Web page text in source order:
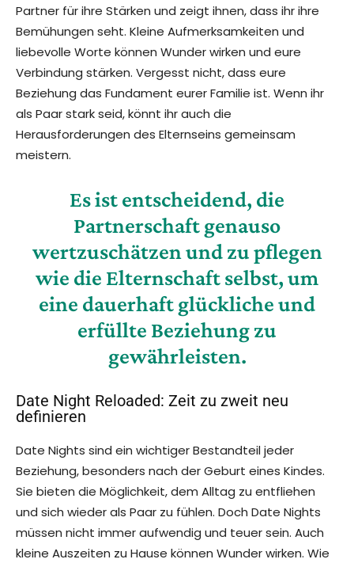
Partner für ihre Stärken und zeigt ihnen, dass ihr ihre
Bemühungen seht. Kleine Aufmerksamkeiten und
liebevolle Worte können Wunder wirken und eure
Verbindung stärken. Vergesst nicht, dass eure
Beziehung das Fundament eurer Familie ist. Wenn ihr
als Paar stark seid, könnt ihr auch die
Herausforderungen des Elternseins gemeinsam
meistern.
Es ist entscheidend, die
Partnerschaft genauso
wertzuschätzen und zu pflegen
wie die Elternschaft selbst, um
eine dauerhaft glückliche und
erfüllte Beziehung zu
gewährleisten.
Date Night Reloaded: Zeit zu zweit neu
definieren
Date Nights sind ein wichtiger Bestandteil jeder
Beziehung, besonders nach der Geburt eines Kindes.
Sie bieten die Möglichkeit, dem Alltag zu entfliehen
und sich wieder als Paar zu fühlen. Doch Date Nights
müssen nicht immer aufwendig und teuer sein. Auch
kleine Auszeiten zu Hause können Wunder wirken. Wie